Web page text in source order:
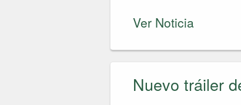
Ver Noticia
Nuevo tráiler